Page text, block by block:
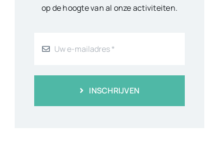
op de hoogte van al onze activiteiten.
INSCHRIJVEN